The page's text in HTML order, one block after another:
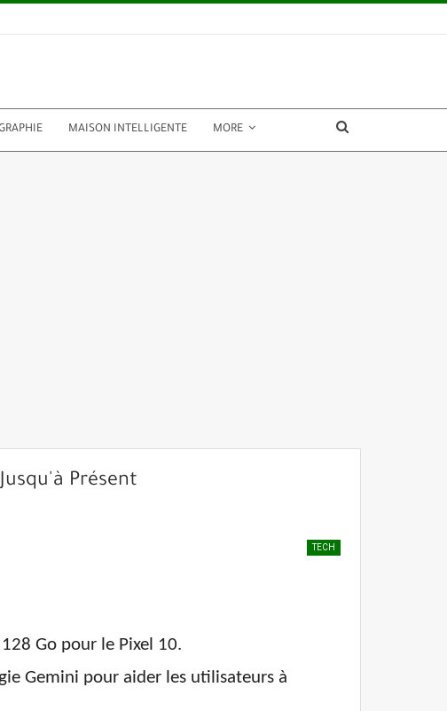
MAISON INTELLIGENTE MORE
Présent
TECH
Go pour le Pixel 10.
Gemini pour aider les utilisateurs à